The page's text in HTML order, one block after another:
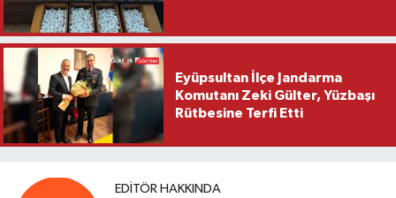
Eyüpsultan İlçe Jandarma
Komutanı Zeki Gülter, Yüzbaşı
Rütbesine Terfi Etti
EDITÖR HAKKINDA